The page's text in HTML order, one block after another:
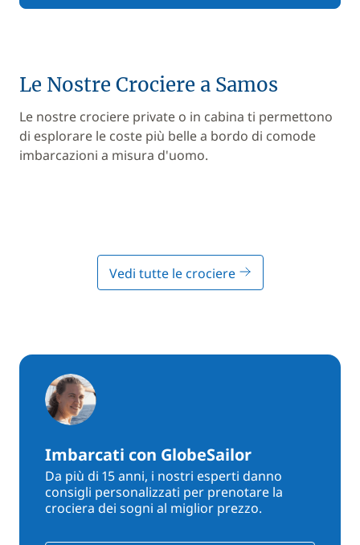
Le Nostre Crociere a Samos
Le nostre crociere private o in cabina ti permettono
di esplorare le coste più belle a bordo di comode
imbarcazioni a misura d'uomo.
Vedi tutte le crociere
Imbarcati con GlobeSailor
Da più di 15 anni, i nostri esperti danno
consigli personalizzati per prenotare la
crociera dei sogni al miglior prezzo.